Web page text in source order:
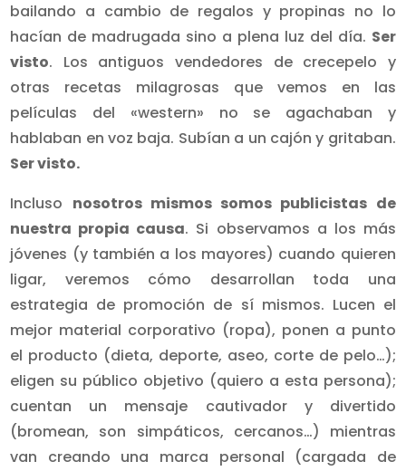
bailando a cambio de regalos y propinas no lo
hacían de madrugada sino a plena luz del día. Ser
visto. Los antiguos vendedores de crecepelo y
otras recetas milagrosas que vemos en las
películas del «western» no se agachaban y
hablaban en voz baja. Subían a un cajón y gritaban.
Ser visto.
Incluso nosotros mismos somos publicistas de
nuestra propia causa. Si observamos a los más
jóvenes (y también a los mayores) cuando quieren
ligar, veremos cómo desarrollan toda una
estrategia de promoción de sí mismos. Lucen el
mejor material corporativo (ropa), ponen a punto
el producto (dieta, deporte, aseo, corte de pelo…);
eligen su público objetivo (quiero a esta persona);
cuentan un mensaje cautivador y divertido
(bromean, son simpáticos, cercanos…) mientras
van creando una marca personal (cargada de